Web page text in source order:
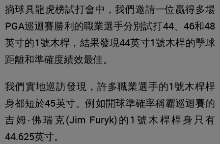
摘球具龍虎榜試打會中，我們邀請一位贏得多場
PGA巡迴賽勝利的職業選手分別試打44、46和48
英寸的1號木桿，結果發現44英寸1號木桿的擊球
距離和準確度績效最佳。
我們實地巡訪發現，許多職業選手的1號木桿桿
身都短於45英寸。例如開球準確率稱霸巡迴賽的
吉姆‧佛瑞克(Jim Furyk)的1號木桿桿身只有
44.625英寸。